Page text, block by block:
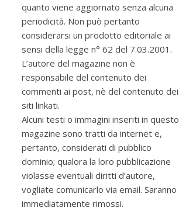
quanto viene aggiornato senza alcuna
periodicità. Non può pertanto
considerarsi un prodotto editoriale ai
sensi della legge n° 62 del 7.03.2001.
L’autore del magazine non è
responsabile del contenuto dei
commenti ai post, nè del contenuto dei
siti linkati.
Alcuni testi o immagini inseriti in questo
magazine sono tratti da internet e,
pertanto, considerati di pubblico
dominio; qualora la loro pubblicazione
violasse eventuali diritti d’autore,
vogliate comunicarlo via email. Saranno
immediatamente rimossi.